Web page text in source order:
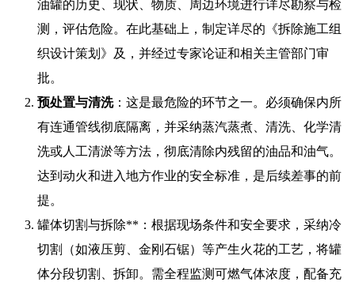
油罐的历史、现状、物质、周边环境进行详尽勘察与检
测，评估危险。在此基础上，制定详尽的《拆除施工组
织设计策划》及，并经过专家论证和相关主管部门审
批。
预处置与清洗：这是最危险的环节之一。必须确保内所
有连通管线彻底隔离，并采纳蒸汽蒸煮、清洗、化学清
洗或人工清淤等方法，彻底清除内残留的油品和油气。
达到动火和进入地方作业的安全标准，是后续差事的前
提。
罐体切割与拆除**：根据现场条件和安全要求，采纳冷
切割（如液压剪、金刚石锯）等产生火花的工艺，将罐
体分段切割、拆卸。需全程监测可燃气体浓度，配备充